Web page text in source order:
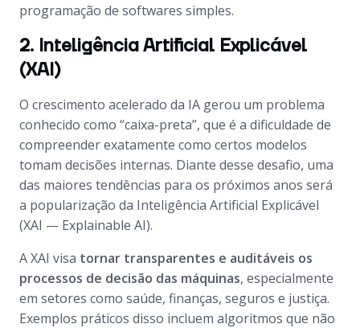
programação de softwares simples.
2. Inteligência Artificial Explicável
(XAI)
O crescimento acelerado da IA gerou um problema
conhecido como “caixa-preta”, que é a dificuldade de
compreender exatamente como certos modelos
tomam decisões internas. Diante desse desafio, uma
das maiores tendências para os próximos anos será
a popularização da Inteligência Artificial Explicável
(XAI — Explainable AI).
A XAI visa tornar transparentes e auditáveis os
processos de decisão das máquinas, especialmente
em setores como saúde, finanças, seguros e justiça.
Exemplos práticos disso incluem algoritmos que não